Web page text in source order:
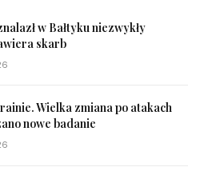
w Bałtyku niezwykły
skarb
Wielka zmiana po atakach
nowe badanie